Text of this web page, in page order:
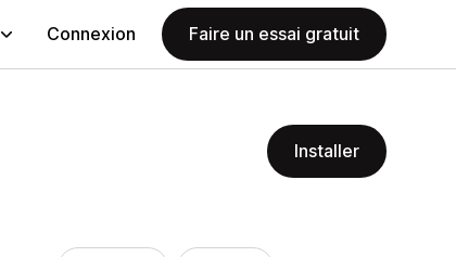
Connexion Faire un essai gratuit
Installer